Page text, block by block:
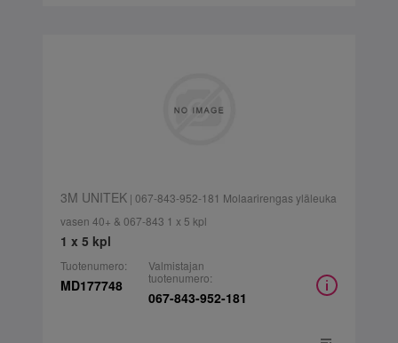
3M UNITEK| 067-843-952-181 Molaarirengas yläleuka
vasen 40+ & 067-843 1 x 5 kpl
1 x 5 kpl
Tuotenumero:
MD177748
Valmistajan
tuotenumero:
067-843-952-181